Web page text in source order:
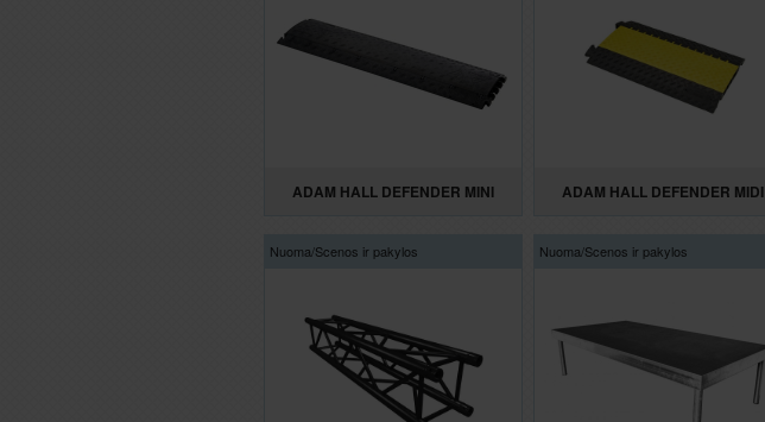
ADAM HALL DEFENDER MINI ADAM HALL DEFENDER MIDI
Nuoma/Scenos ir pakylos Nuoma/Scenos ir pakylos